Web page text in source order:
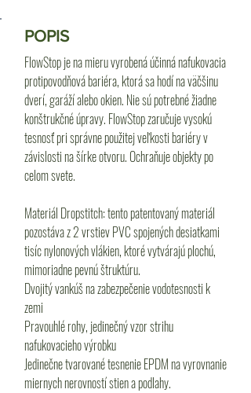
POPIS
FlowStop je na mieru vyrobená účinná nafukovacia
protipovodňová bariéra, ktorá sa hodí na väčšinu
dverí, garáží alebo okien. Nie sú potrebné žiadne
konštrukčné úpravy. FlowStop zaručuje vysokú
tesnosť pri správne použitej veľkosti bariéry v
závislosti na šírke otvoru. Ochraňuje objekty po
celom svete.
Materiál Dropstitch: tento patentovaný materiál
pozostáva z 2 vrstiev PVC spojených desiatkami
tisíc nylonových vlákien, ktoré vytvárajú plochú,
mimoriadne pevnú štruktúru.
Dvojitý vankúš na zabezpečenie vodotesnosti k
zemi
Pravouhlé rohy, jedinečný vzor strihu
nafukovacieho výrobku
Jedinečne tvarované tesnenie EPDM na vyrovnanie
miernych nerovností stien a podlahy.